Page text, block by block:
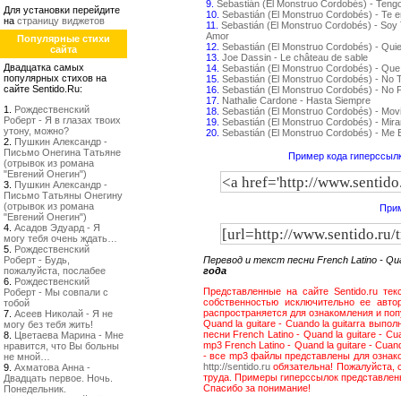
Для установки перейдите
на страницу виджетов
Популярные стихи
сайта
Двадцатка самых
популярных стихов на
сайте Sentido.Ru:
1. Рождественский
Роберт - Я в глазах твоих
утону, можно?
2. Пушкин Александр -
Письмо Онегина Татьяне
(отрывок из романа
"Евгений Онегин")
3. Пушкин Александр -
Письмо Татьяны Онегину
(отрывок из романа
"Евгений Онегин")
4. Асадов Эдуард - Я
могу тебя очень ждать…
5. Рождественский
Роберт - Будь,
пожалуйста, послабее
6. Рождественский
Роберт - Мы совпали с
тобой
7. Асеев Николай - Я не
могу без тебя жить!
8. Цветаева Марина - Мне
нравится, что Вы больны
не мной…
9. Ахматова Анна -
Двадцать первое. Ночь.
Понедельник.
9. Sebastián (El Monstruo Cordobés) -
10. Sebastián (El Monstruo Cordobés) - Te
11. Sebastián (El Monstruo Cordobés) - Soy
Amor
12. Sebastián (El Monstruo Cordobés) -
13. Joe Dassin - Le château de sable
14. Sebastián (El Monstruo Cordobés) -
15. Sebastián (El Monstruo Cordobés) - No
16. Sebastián (El Monstruo Cordobés) - No
17. Nathalie Cardone - Hasta Siempre
18. Sebastián (El Monstruo Cordobés) -
19. Sebastián (El Monstruo Cordobés) -
20. Sebastián (El Monstruo Cordobés) - Me
Пример кода
Перевод и текст песни French Latino -
года
Представленные на сайте Sentido.ru
собственностью исключительно ее
распространяется для ознакомления и
Quand la guitare - Cuando la guitarra
песни French Latino - Quand la guitare -
mp3 French Latino - Quand la guitare -
- все mp3 файлы представлены для
http://sentido.ru обязательна! Пожалуйста,
труда. Примеры гиперссылок
Спасибо за понимание!